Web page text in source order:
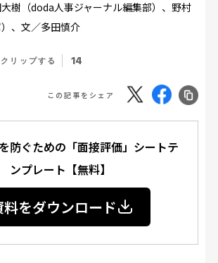
樹（doda人事ジャーナル編集部）、野村
、文／多田慎介
リップする 14
この記事をシェア
防ぐための「面接評価」シートテ
ンプレート【無料】
料をダウンロード